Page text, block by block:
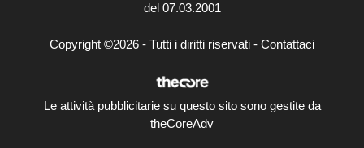
del 07.03.2001
Copyright ©2026 - Tutti i diritti riservati - Contattaci
Le attività pubblicitarie su questo sito sono gestite da
theCoreAdv